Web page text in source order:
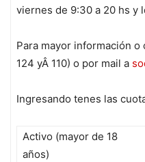
viernes de 9:30 a 20 hs y
Para mayor información
124 yÂ 110) o por mail a
Ingresando tenes las
Activo (mayor de 18
años)